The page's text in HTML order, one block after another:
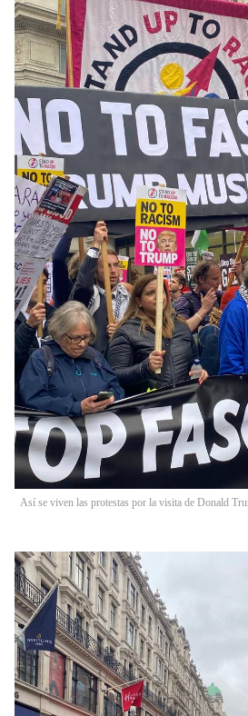
Así se viven las protestas por la visita de Donald